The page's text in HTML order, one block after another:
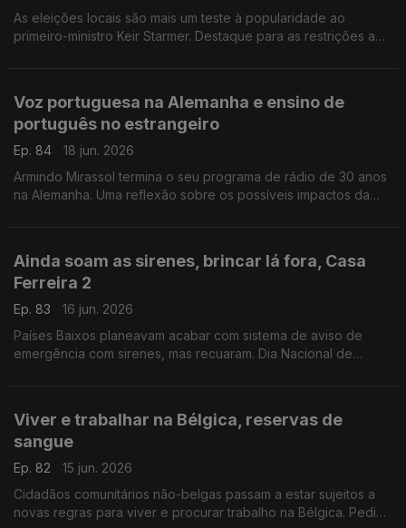
As eleições locais são mais um teste à popularidade ao
primeiro-ministro Keir Starmer. Destaque para as restrições a
Voz portuguesa na Alemanha e ensino de
português no estrangeiro
Ep. 84
18 jun. 2026
Armindo Mirassol termina o seu programa de rádio de 30 anos
na Alemanha. Uma reflexão sobre os possíveis impactos da
Ainda soam as sirenes, brincar lá fora, Casa
Ferreira 2
Ep. 83
16 jun. 2026
Países Baixos planeavam acabar com sistema de aviso de
emergência com sirenes, mas recuaram. Dia Nacional de
Viver e trabalhar na Bélgica, reservas de
sangue
Ep. 82
15 jun. 2026
Cidadãos comunitários não-belgas passam a estar sujeitos a
novas regras para viver e procurar trabalho na Bélgica. Pedido